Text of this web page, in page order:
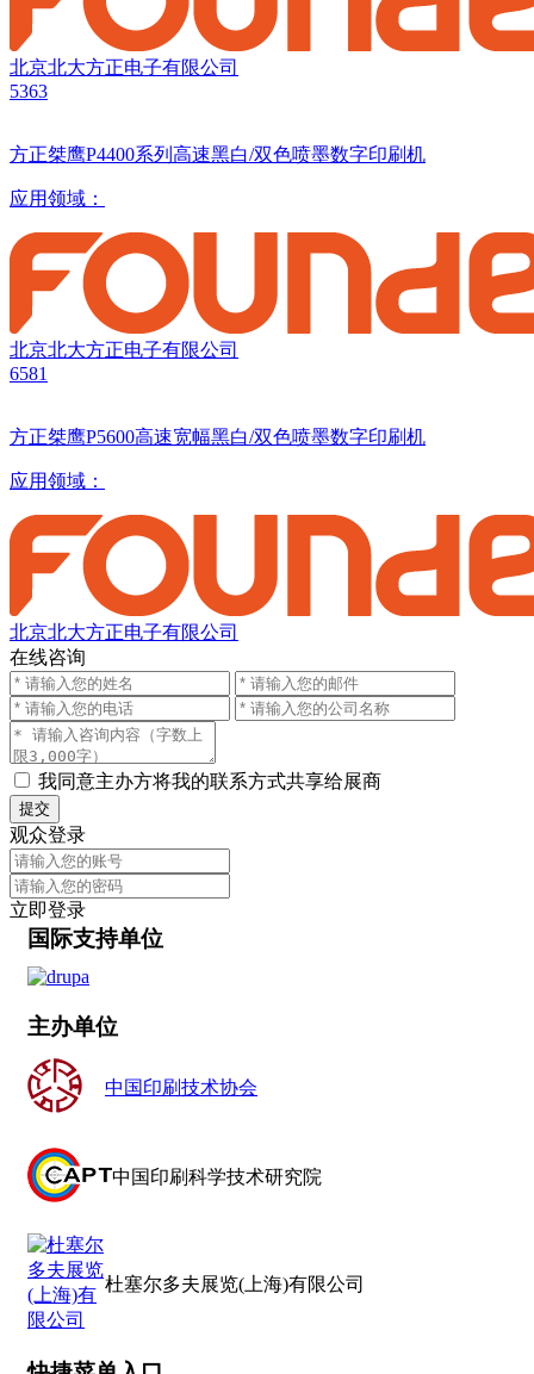
北京北大方正电子有限公司
5363
方正桀鹰P4400系列高速黑白/双色喷墨数字印刷机
应用领域：
北京北大方正电子有限公司
6581
方正桀鹰P5600高速宽幅黑白/双色喷墨数字印刷机
应用领域：
北京北大方正电子有限公司
在线咨询
我同意主办方将我的联系方式共享给展商
提交
观众登录
立即登录
国际支持单位
主办单位
中国印刷技术协会
中国印刷科学技术研究院
杜塞尔多夫展览(上海)有限公司